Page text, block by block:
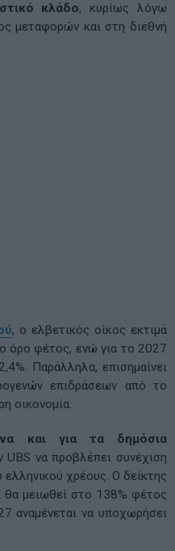
κλάδο, κυρίως λόγω
μεταφορών και στη διεθνή
, ο ελβετικός οίκος εκτιμά
όρο φέτος, ενώ για το 2027
Παράλληλα, επισημαίνει
επιδράσεων από το
οικονομία.
και για τα δημόσια
UBS να προβλέπει συνέχιση
χρέους. Ο δείκτης
θα μειωθεί στο 138% φέτος
αναμένεται να υποχωρήσει